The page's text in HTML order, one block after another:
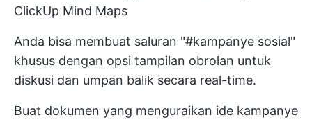
ClickUp Mind Maps
Anda bisa membuat saluran "#kampanye sosial"
khusus dengan opsi tampilan obrolan untuk
diskusi dan umpan balik secara real-time.
Buat dokumen yang menguraikan ide kampanye